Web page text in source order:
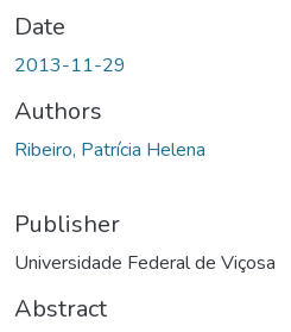
Date
2013-11-29
Authors
Ribeiro, Patrícia Helena
Publisher
Universidade Federal de Viçosa
Abstract